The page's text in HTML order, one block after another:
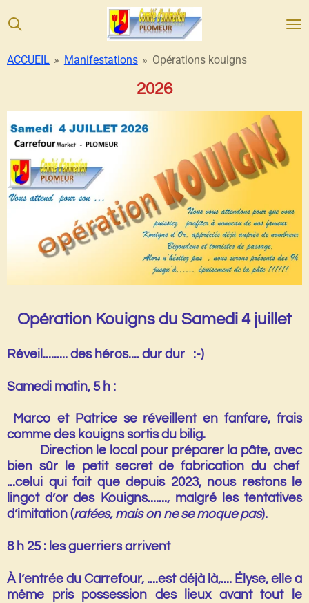
au
principal
ACCUEIL » Manifestations » Opérations kouigns
2026
Opération Kouigns du Samedi 4 juillet
Réveil......... des héros.... dur dur :-)
Samedi matin, 5 h :
Marco et Patrice se réveillenten fanfare, frais
comme des kouigns sortis du bilig.
Direction le local pour préparer la pâte, avec
bien sûr le petit secret de fabrication du chef
...celui qui fait que depuis 2023, nous restons le
lingot d’or des Kouigns......., malgré les tentatives
d’imitation (ratées, mais on ne se moque pas).
8 h 25 : les guerriers arrivent
À l’entrée du Carrefour, ....est déjà là,.... Élyse, elle a
même pris possession des lieux avant tout le